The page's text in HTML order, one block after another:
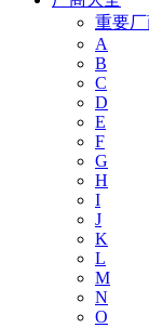
重要
A
B
C
D
E
F
G
H
I
J
K
L
M
N
O